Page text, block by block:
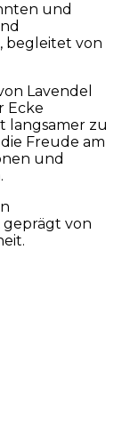
und
begleitet von
Lavendel
Ecke
langsamer zu
Freude am
und
geprägt von